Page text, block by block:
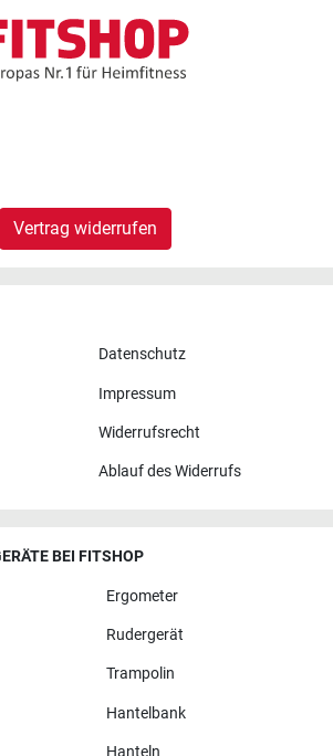
Vertrag widerrufen
Datenschutz
Impressum
Widerrufsrecht
Ablauf des Widerrufs
BEI FITSHOP
Ergometer
Rudergerät
Trampolin
Hantelbank